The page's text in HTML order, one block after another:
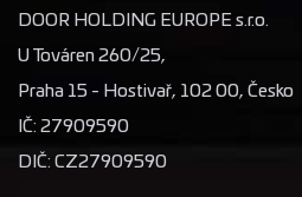
DOOR HOLDING EUROPE s.r.o.
U Továren 260/25,
Praha 15 - Hostivař, 102 00, Česko
IČ: 27909590
DIČ: CZ27909590